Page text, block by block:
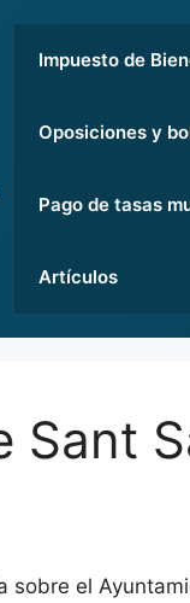
Impuesto de
Oposiciones y
Pago de tasas
Artículos
Sant
el